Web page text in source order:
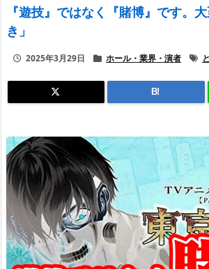
『遊技』ではなく『賭博』です。
き」
2025年3月29日 ホール・業界・演者
B!